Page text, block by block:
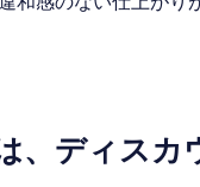
、ディスカ